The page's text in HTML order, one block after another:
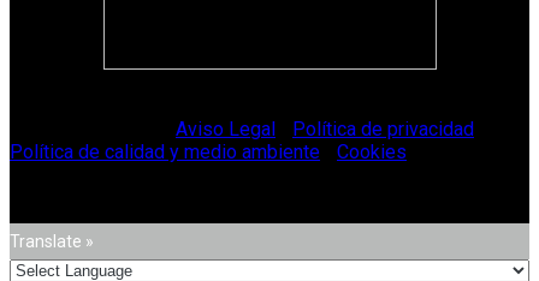
Aviso Legal Política de privacidad
Política de calidad y medio ambiente
Cookies
Translate »